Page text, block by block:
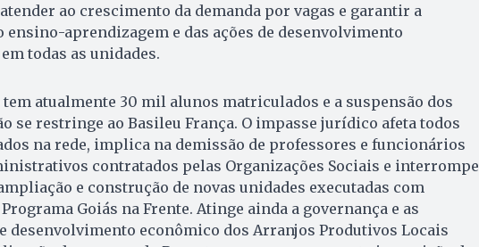
ao crescimento da demanda por vagas e garantir a
ensino-aprendizagem e das ações de desenvolvimento
todas as unidades.
tem atualmente 30 mil alunos matriculados e a suspensão dos
se restringe ao Basileu França. O impasse jurídico afeta todos
na rede, implica na demissão de professores e funcionários
contratados pelas Organizações Sociais e interrompe
e construção de novas unidades executadas com
Goiás na Frente. Atinge ainda a governança e as
desenvolvimento econômico dos Arranjos Produtivos Locais